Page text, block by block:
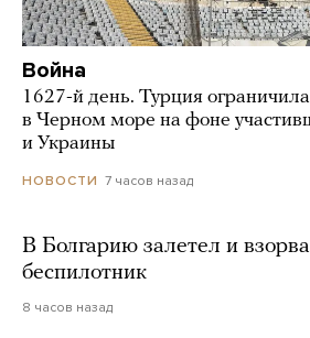
Война
1627-й день. Турция
в Черном море на фоне
и Украины
НОВОСТИ 7 часов назад
В Болгарию залетел и
беспилотник
8 часов назад